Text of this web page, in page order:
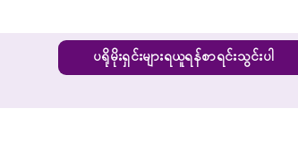
ပရိုမိုးရှင်းများရယူရန်စာရင်းသွင်းပါ